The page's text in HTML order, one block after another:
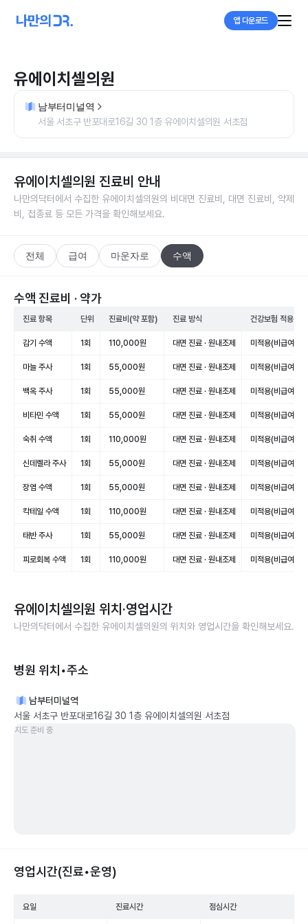
앱 다운로드
유에이치셀의원
남부터미널역
서울 서초구 반포대로16길 30 1층 유에이치셀의원 서초점
유에이치셀의원 진료비 안내
나만의닥터에서 수집한 유에이치셀의원의 비대면 진료비, 대면 진료비, 약제
비, 접종료 등 모든 가격을 확인해보세요.
전체 급여 마운자로 수액
수액 진료비 · 약가
진료 항목 단위 진료비(약 포함) 진료 방식 건강보험 적용
감기 수액 1회 110,000원 대면 진료 · 원내조제 미적용(비급여)
마늘 주사 1회 55,000원 대면 진료 · 원내조제 미적용(비급여)
백옥 주사 1회 55,000원 대면 진료 · 원내조제 미적용(비급여)
비타민 수액 1회 55,000원 대면 진료 · 원내조제 미적용(비급여)
숙취 수액 1회 110,000원 대면 진료 · 원내조제 미적용(비급여)
신데렐라 주사 1회 55,000원 대면 진료 · 원내조제 미적용(비급여)
장염 수액 1회 55,000원 대면 진료 · 원내조제 미적용(비급여)
칵테일 수액 1회 110,000원 대면 진료 · 원내조제 미적용(비급여)
태반 주사 1회 55,000원 대면 진료 · 원내조제 미적용(비급여)
피로회복 수액 1회 110,000원 대면 진료 · 원내조제 미적용(비급여)
유에이치셀의원 위치·영업시간
나만의닥터에서 수집한 유에이치셀의원의 위치와 영업시간을 확인해보세요.
병원 위치•주소
남부터미널역
서울 서초구 반포대로16길 30 1층 유에이치셀의원 서초점
지도 준비 중
영업시간(진료•운영)
요일 진료시간 점심시간